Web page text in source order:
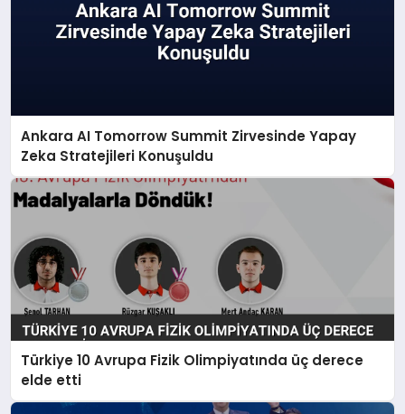
Ankara AI Tomorrow Summit Zirvesinde Yapay
Zeka Stratejileri Konuşuldu
Türkiye 10 Avrupa Fizik Olimpiyatında üç derece
elde etti